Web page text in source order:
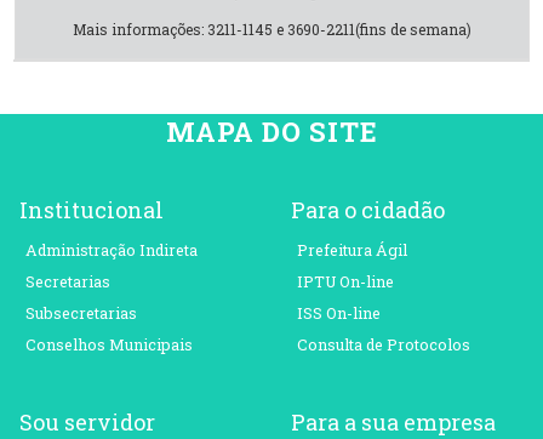
Mais informações: 3211-1145 e 3690-2211(fins de semana)
MAPA DO SITE
Institucional
Administração Indireta
Secretarias
Subsecretarias
Conselhos Municipais
Para o cidadão
Prefeitura Ágil
IPTU On-line
ISS On-line
Consulta de Protocolos
Sou servidor Para a sua empresa